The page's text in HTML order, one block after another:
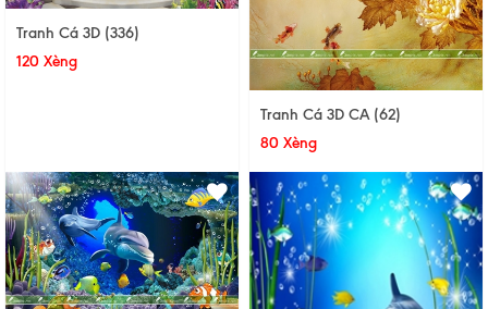
Tranh Cá 3D (336)
120 Xèng
Tranh Cá 3D CA (62)
80 Xèng